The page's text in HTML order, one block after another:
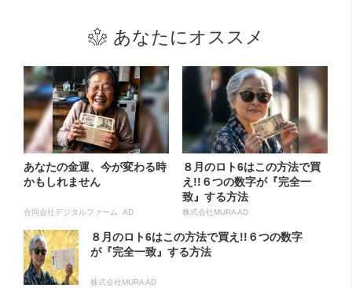
あなたにオススメ
あなたの金運、今が変わる時
かもしれません
合同会社デジタルファーム AD
８月のロト6はこの方法で買
え!!６つの数字が『完全一
致』する方法
株式会社MURA AD
８月のロト6はこの方法で買え!!６つの数字
が『完全一致』する方法
株式会社MURA AD